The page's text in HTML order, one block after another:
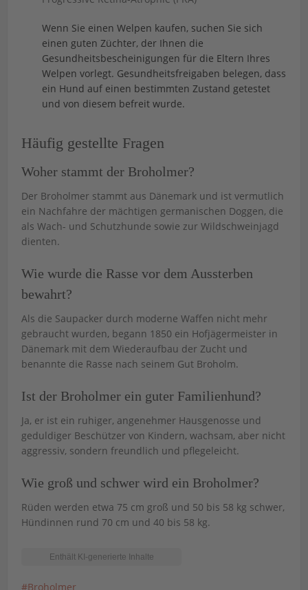
Wenn Sie einen Welpen kaufen, suchen Sie sich
einen guten Züchter, der Ihnen die
Gesundheitsbescheinigungen für die Eltern Ihres
Welpen vorlegt. Gesundheitsfreigaben belegen, dass
ein Hund auf einen bestimmten Zustand getestet
und von diesem befreit wurde.
Häufig gestellte Fragen
Woher stammt der Broholmer?
Der Broholmer stammt aus Dänemark und ist vermutlich
ein Nachfahre der mächtigen germanischen Doggen, die
als Wach- und Schutzhunde sowie zur Wildschweinjagd
dienten.
Wie wurde die Rasse vor dem Aussterben
bewahrt?
Als die Saupacker durch moderne Waffen nicht mehr
gebraucht wurden, begann 1850 ein Hofjägermeister in
Dänemark mit dem Wiederaufbau der Zucht und
benannte die Rasse nach seinem Gut Broholm.
Ist der Broholmer ein guter Familienhund?
Ja, er ist ein ruhiger, angenehmer Hausgenosse und
geduldiger Beschützer von Kindern, wachsam, aber nicht
aggressiv, sondern freundlich und pflegeleicht.
Wie groß und schwer wird ein Broholmer?
Rüden werden etwa 75 cm groß und 50 bis 58 kg schwer,
Hündinnen rund 70 cm und 40 bis 58 kg.
Broholmer